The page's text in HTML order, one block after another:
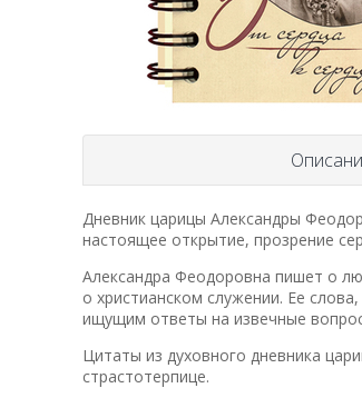
Дневник царицы Александры
настоящее открытие, прозрение
Александра Феодоровна пишет о
о христианском служении. Ее
ищущим ответы на извечные
Цитаты из духовного дневника
страстотерпице.